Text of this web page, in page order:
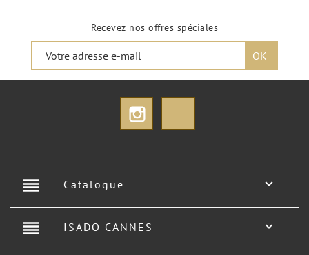
Recevez nos offres spéciales
reorder Catalogue 
reorder ISADO CANNES 